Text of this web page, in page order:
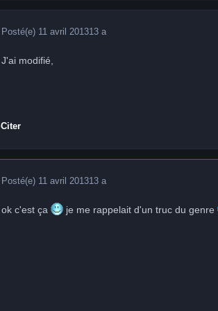
Posté(e) 11 avril 201313 a
J'ai modifié,
Citer
Posté(e) 11 avril 201313 a
ok c'est ça je me rappelait d'un truc du genre